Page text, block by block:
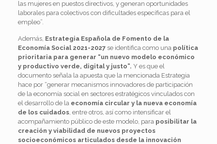
las mujeres en puestos directivos, y generan oportunidades
laborales para colectivos con dificultades específicas para el
empleo”.
Además, Estrategia Española de Fomento de la
Economía Social 2021-2027se identifica como una política
prioritaria para generar “un nuevo modelo económico
y productivo verde, digital y justo”. Y es que el
documento señala la apuesta que la mencionada Estrategia
hace por “generar mecanismos innovadores de participación
de la economía social en sectores estratégicos vinculados con
el desarrollo de la economía circular y la nueva economía
de los cuidados, entre otros, así como intensificar el
acompañamiento público de este modelo, para posibilitar la
creación y viabilidad de nuevos proyectos
socioeconómicos articulados desde la innovación